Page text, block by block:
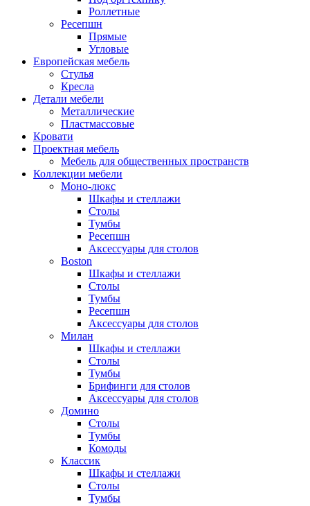
Роллетные
Ресепшн
Прямые
Угловые
Европейская мебель
Стулья
Кресла
Детали мебели
Металлические
Пластмассовые
Кровати
Проектная мебель
Мебель для общественных пространств
Коллекции мебели
Моно-люкс
Шкафы и стеллажи
Столы
Тумбы
Ресепшн
Аксессуары для столов
Boston
Шкафы и стеллажи
Столы
Тумбы
Ресепшн
Аксессуары для столов
Милан
Шкафы и стеллажи
Столы
Тумбы
Брифинги для столов
Аксессуары для столов
Домино
Столы
Тумбы
Комоды
Классик
Шкафы и стеллажи
Столы
Тумбы